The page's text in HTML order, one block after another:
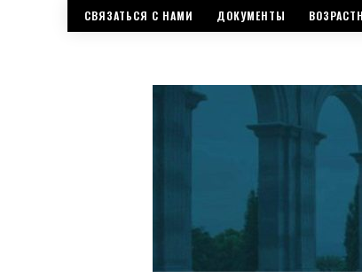
СВЯЗАТЬСЯ С НАМИ ДОКУМЕНТЫ